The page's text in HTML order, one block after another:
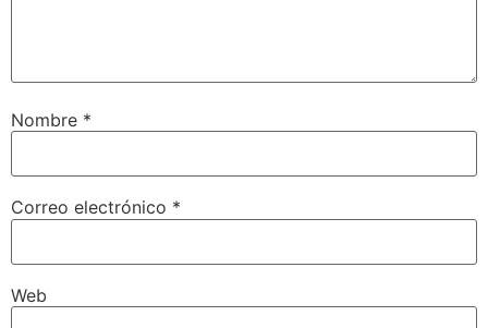
Nombre *
Correo electrónico *
Web